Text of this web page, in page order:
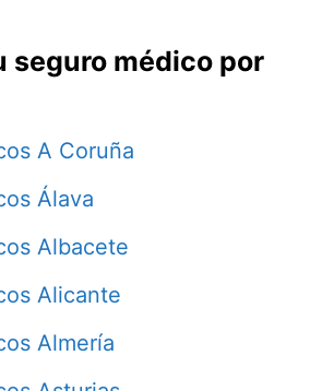
seguro médico por
A Coruña
Álava
Albacete
Alicante
Almería